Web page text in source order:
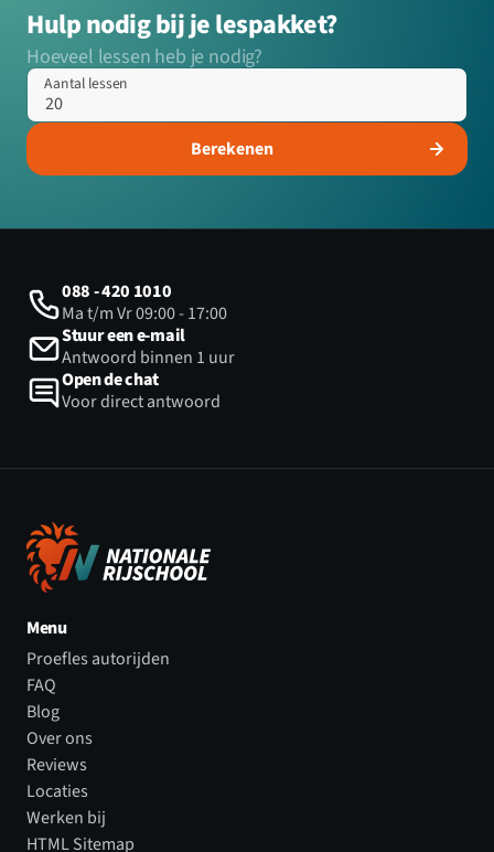
Hulp nodig bij je lespakket?
Hoeveel lessen heb je nodig?
Aantal lessen
Berekenen
088 - 420 1010
Ma t/m Vr 09:00 - 17:00
Stuur een e-mail
Antwoord binnen 1 uur
Open de chat
Voor direct antwoord
Menu
Proefles autorijden
FAQ
Blog
Over ons
Reviews
Locaties
Werken bij
HTML Sitemap